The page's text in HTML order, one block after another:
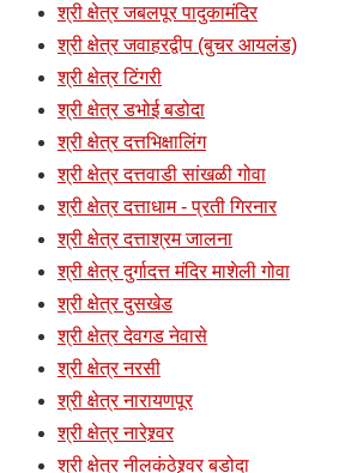
श्री क्षेत्र जबलपूर पादुकामंदिर
श्री क्षेत्र जवाहरद्वीप (बुचर आयलंड)
श्री क्षेत्र टिंगरी
श्री क्षेत्र डभोई बडोदा
श्री क्षेत्र दत्तभिक्षालिंग
श्री क्षेत्र दत्तवाडी सांखळी गोवा
श्री क्षेत्र दत्ताधाम - प्रती गिरनार
श्री क्षेत्र दत्ताश्रम जालना
श्री क्षेत्र दुर्गादत्त मंदिर माशेली गोवा
श्री क्षेत्र दुसखेड
श्री क्षेत्र देवगड नेवासे
श्री क्षेत्र नरसी
श्री क्षेत्र नारायणपूर
श्री क्षेत्र नारेश्र्वर
श्री क्षेत्र नीलकंठेश्र्वर बडोदा